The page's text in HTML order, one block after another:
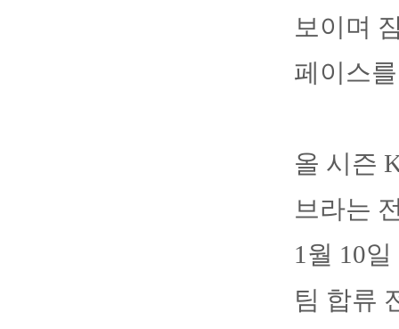
보이며
페이스
올 시즌
브라는
1월 10
팀 합류